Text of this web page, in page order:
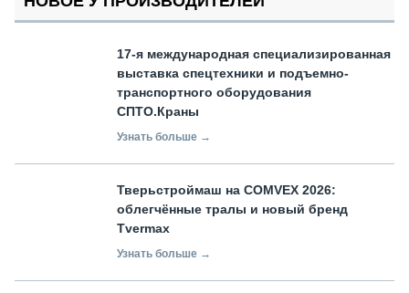
17-я международная специализированная
выставка спецтехники и подъемно-
транспортного оборудования
СПТО.Краны
Узнать больше →
Тверьстроймаш на COMVEX 2026:
облегчённые тралы и новый бренд
Tvermax
Узнать больше →